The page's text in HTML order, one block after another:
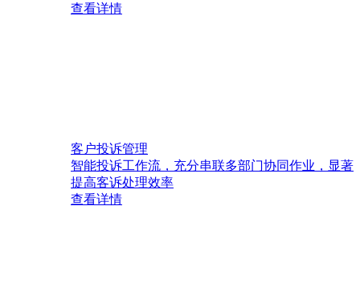
查看详情
客户投诉管理
智能投诉工作流，充分串联多部门协同作业，显著
提高客诉处理效率
查看详情